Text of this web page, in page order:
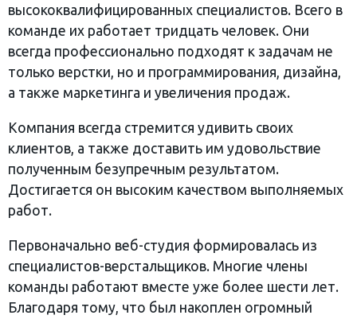
высококвалифицированных специалистов. Всего в
команде их работает тридцать человек. Они
всегда профессионально подходят к задачам не
только верстки, но и программирования, дизайна,
а также маркетинга и увеличения продаж.
Компания всегда стремится удивить своих
клиентов, а также доставить им удовольствие
полученным безупречным результатом.
Достигается он высоким качеством выполняемых
работ.
Первоначально веб-студия формировалась из
специалистов-верстальщиков. Многие члены
команды работают вместе уже более шести лет.
Благодаря тому, что был накоплен огромный